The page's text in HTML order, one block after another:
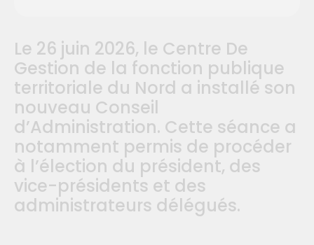
Le 26 juin 2026, le Centre De
Gestion de la fonction publique
territoriale du Nord a installé son
nouveau Conseil
d’Administration. Cette séance a
notamment permis de procéder
à l’élection du président, des
vice-présidents et des
administrateurs délégués.